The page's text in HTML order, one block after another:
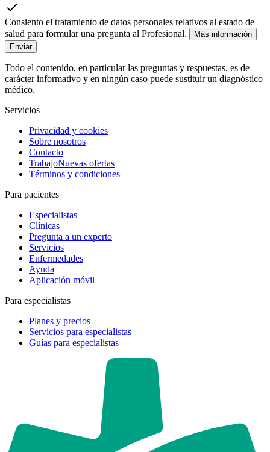
Consiento el tratamiento de datos personales relativos al estado de
salud para formular una pregunta al Profesional.
Más información
Enviar
Todo el contenido, en particular las preguntas y respuestas, es de
carácter informativo y en ningún caso puede sustituir un diagnóstico
médico.
Servicios
Privacidad y cookies
Sobre nosotros
Contacto
TrabajoNuevas ofertas
Términos y condiciones
Para pacientes
Especialistas
Clínicas
Pregunta a un experto
Servicios
Enfermedades
Ayuda
Aplicación móvil
Para especialistas
Planes y precios
Servicios para especialistas
Guías para especialistas